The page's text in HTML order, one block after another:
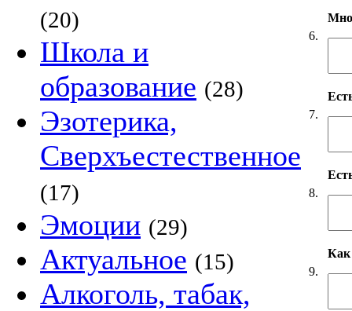
(20)
Школа и
образование (28)
Эзотерика,
Сверхъестественное
(17)
Эмоции (29)
Актуальное (15)
Алкоголь, табак,
6.
7.
8.
9.
Как